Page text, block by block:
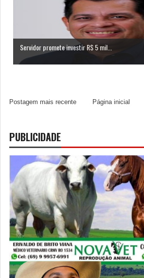
Servidor promete investir R$ 5 mil...
Postagem mais recente Página inicial
PUBLICIDADE